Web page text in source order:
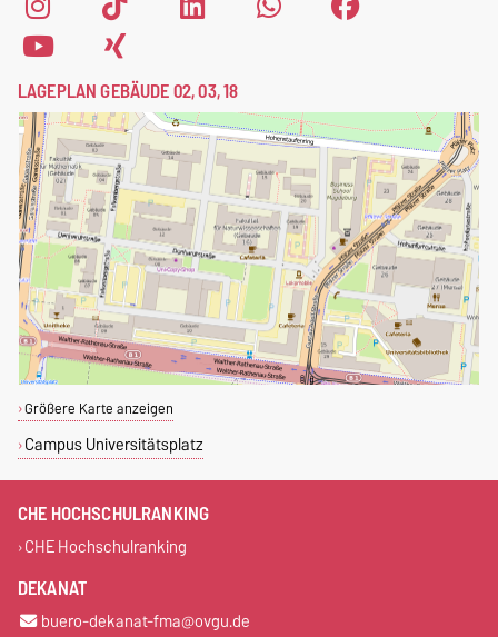
LAGEPLAN GEBÄUDE 02, 03, 18
Größere Karte anzeigen
Campus Universitätsplatz
CHE HOCHSCHULRANKING
CHE Hochschulranking
DEKANAT
buero-dekanat-fma@ovgu.de